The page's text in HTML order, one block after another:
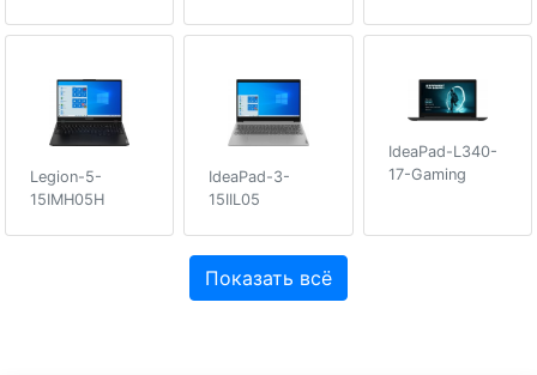
Legion-5-
15IMH05H
IdeaPad-3-
15IIL05
IdeaPad-L340-
17-Gaming
Показать всё